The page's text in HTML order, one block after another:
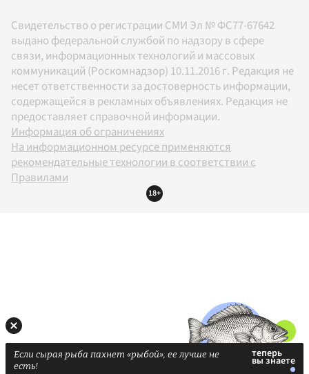
Свидетельство о регистрации СМИ Эл № ФС77-67642
выдано федеральной службой по надзору в сфере
связи, информационных технологий и массовых
коммуникаций (Роскомнадзор) 10.11.2016 г. Редакция не
несет ответственности за достоверность информации,
содержащейся в рекламных объявлениях. Редакция не
предоставляет справочной информации.
Информация об ограничениях
На информационном ресурсе применяются
рекомендательные технологии в соответствии с
Правилами
18+
Если сырая рыба пахнет «рыбой», ее лучше не
есть!